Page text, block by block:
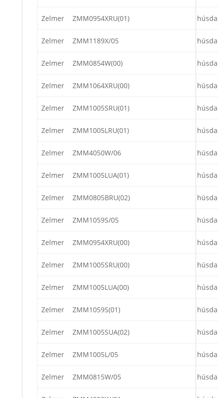
Zelmer ZMM0954XRU(01)
Zelmer ZMM1189X/05
Zelmer ZMM0854W(00)
Zelmer ZMM1064XRU(00)
Zelmer ZMM1005SRU(01)
Zelmer ZMM1005LRU(01)
Zelmer ZMM4050W/06
Zelmer ZMM1005LUA(01)
Zelmer ZMM0805BRU(02)
Zelmer ZMM1059S/05
Zelmer ZMM0954XRU(00)
Zelmer ZMM1005SRU(00)
Zelmer ZMM1005LUA(00)
Zelmer ZMM1059S(01)
Zelmer ZMM1005SUA(02)
Zelmer ZMM1005L/05
Zelmer ZMM0815W/05